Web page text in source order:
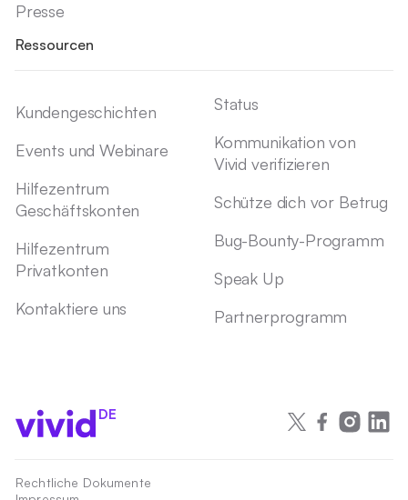
Presse
Ressourcen
Kundengeschichten
Events und Webinare
Hilfezentrum
Geschäftskonten
Hilfezentrum
Privatkonten
Kontaktiere uns
Status
Kommunikation von
Vivid verifizieren
Schütze dich vor Betrug
Bug-Bounty-Programm
Speak Up
Partnerprogramm
DE
Rechtliche Dokumente